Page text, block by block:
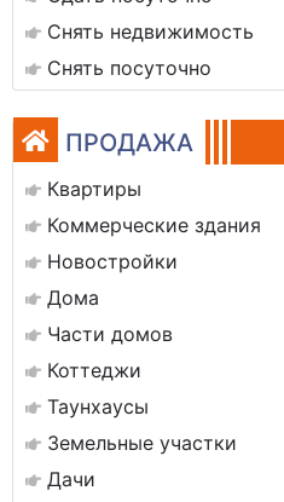
Снять недвижимость
Снять посуточно
ПРОДАЖА
Квартиры
Коммерческие здания
Новостройки
Дома
Части домов
Коттеджи
Таунхаусы
Земельные участки
Дачи